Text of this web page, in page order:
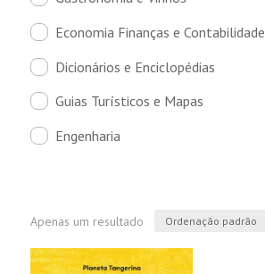
Economia Finanças e Contabilidade
Dicionários e Enciclopédias
Guias Turísticos e Mapas
Engenharia
Apenas um resultado